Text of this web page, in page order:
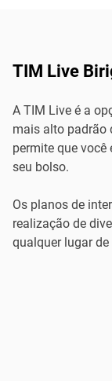
TIM Live
A TIM Live é a
mais alto padrão
permite que
seu bolso.
Os planos de
realização de
qualquer lugar